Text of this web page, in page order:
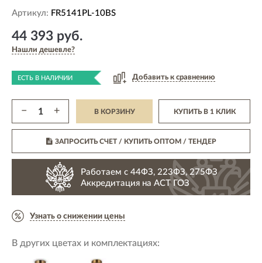
Артикул: FR5141PL-10BS
44 393 руб.
Нашли дешевле?
ЕСТЬ В НАЛИЧИИ Добавить к сравнению
− + В КОРЗИНУ КУПИТЬ В 1 КЛИК
ЗАПРОСИТЬ СЧЕТ / КУПИТЬ ОПТОМ/ ТЕНДЕР
Работаем с 44ФЗ, 223ФЗ, 275ФЗ
Аккредитация на АСТ ГОЗ
Узнать о снижении цены
В других цветах и комплектациях: